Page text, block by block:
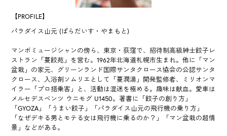
【PROFILE】
パラダイス山元 (ぱらだいす・やまもと)
マンボミュージシャンの傍ら、東京・荻窪で、招待制高級紳士餃子レ
ストラン「蔓餃苑」を営む。1962年北海道札幌市生まれ。他に「マン
盆栽」の家元、グリーンランド国際サンタクロース協会の公認サンタ
クロース、入浴剤ソムリエとして「蔓潤湯」開発監修者、ミリオンマ
イラー「プロ搭乗客」と、活動は混迷を極める。趣味は献血。愛車は
メルセデスベンツ ウニモグ U1450。著書に「餃子の創り方」
「GYOZA」「うまい餃子」「パラダイス山元の飛行機の乗り方」
「なぜデキる男とモテる女は飛行機に乗るのか？」「マン盆栽の超情
景」などがある。